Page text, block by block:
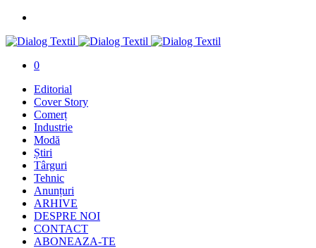
0
Editorial
Cover Story
Comerț
Industrie
Modă
Știri
Târguri
Tehnic
Anunțuri
ARHIVE
DESPRE NOI
CONTACT
ABONEAZA-TE